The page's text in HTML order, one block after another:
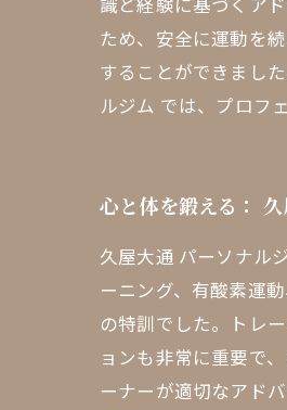
ため、安全に運動を
することができまし
ルジム では、プロフ
心と体を鍛える：
久屋大通 パーソナル
ーニング、有酸素運
の特訓でした。トレ
ョンも非常に重要で
ーナーが適切なアド